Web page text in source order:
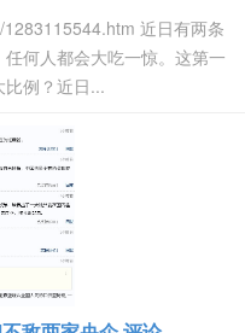
近日有两条
何人都会大吃一惊。这第一
例？近日...